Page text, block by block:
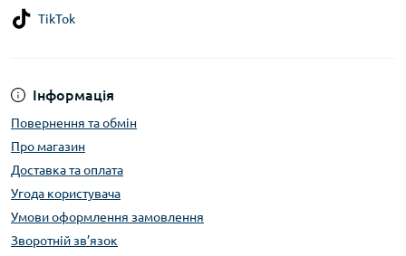
Інформація
Повернення та обмін
Про магазин
Доставка та оплата
Угода користувача
Умови оформлення замовлення
Зворотній зв’язок
TikTok